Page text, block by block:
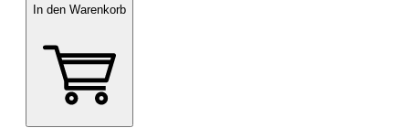
In den Warenkorb